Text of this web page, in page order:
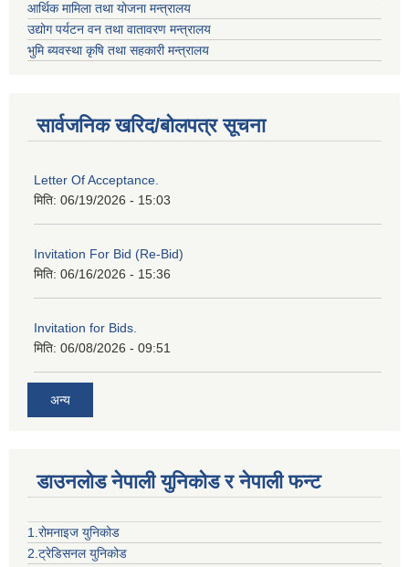
आर्थिक मामिला तथा योजना मन्त्रालय
उद्योग पर्यटन वन तथा वातावरण मन्त्रालय
भुमि ब्यवस्था कृषि तथा सहकारी मन्त्रालय
सार्वजनिक खरिद/बोलपत्र सूचना
Letter Of Acceptance.
मिति: 06/19/2026 - 15:03
Invitation For Bid (Re-Bid)
मिति: 06/16/2026 - 15:36
Invitation for Bids.
मिति: 06/08/2026 - 09:51
अन्य
डाउनलोड नेपाली युनिकोड र नेपाली फन्ट
1.रोमनाइज युनिकोड
2.ट्रेडिसनल युनिकोड